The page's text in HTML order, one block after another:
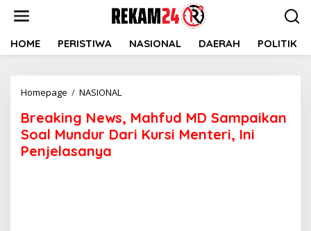
HOME PERISTIWA NASIONAL DAERAH POLITIK
Homepage / NASIONAL
Mahfud
MD
Breaking News, Mahfud MD Sampaikan
Soal Mundur Dari Kursi Menteri, Ini
Penjelasanya